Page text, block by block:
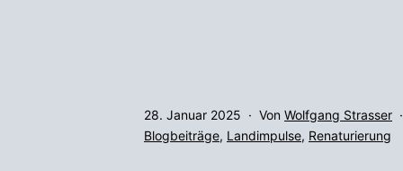
Veröffentlicht
am
28. Januar 2025 Von Wolfgang Strasser
Kategorisiert
Blogbeiträge, Landimpulse, Renaturierung